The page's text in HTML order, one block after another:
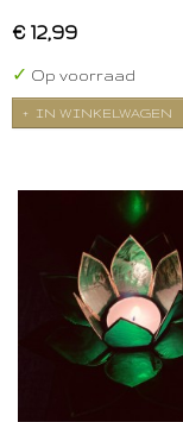
€ 12,99
✓ Op voorraad
IN WINKELWAGEN